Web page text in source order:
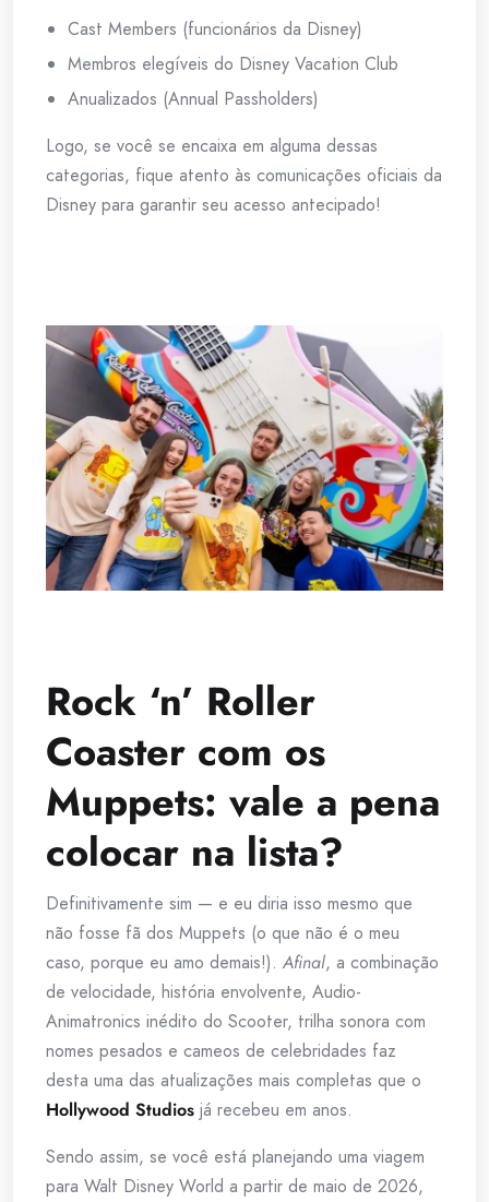
Cast Members (funcionários da Disney)
Membros elegíveis do Disney Vacation Club
Anualizados (Annual Passholders)
Logo, se você se encaixa em alguma dessas
categorias, fique atento às comunicações oficiais da
Disney para garantir seu acesso antecipado!
Rock ‘n’ Roller
Coaster com os
Muppets: vale a pena
colocar na lista?
Definitivamente sim — e eu diria isso mesmo que
não fosse fã dos Muppets (o que não é o meu
caso, porque eu amo demais!). Afinal, a combinação
de velocidade, história envolvente, Audio-
Animatronics inédito do Scooter, trilha sonora com
nomes pesados e cameos de celebridades faz
desta uma das atualizações mais completas que o
Hollywood Studios já recebeu em anos.
Sendo assim, se você está planejando uma viagem
para Walt Disney World a partir de maio de 2026,